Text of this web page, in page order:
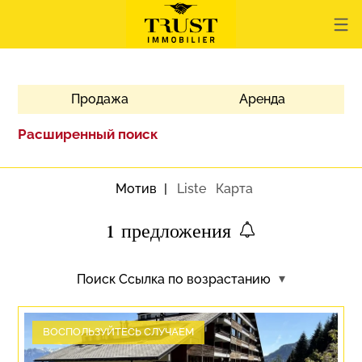
Продажа Аренда
Расширенный поиск
Мотив Liste Карта
1 предложения
Поиск Ссылка по возрастанию
ВОСПОЛЬЗУЙТЕСЬ СЛУЧАЕМ